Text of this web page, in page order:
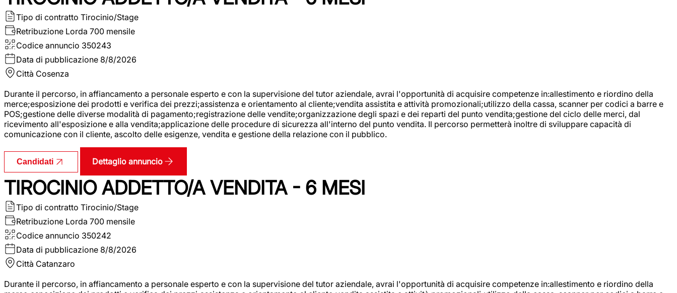
Tipo di contratto Tirocinio/Stage
Retribuzione Lorda 700 mensile
Codice annuncio 350243
Data di pubblicazione 8/8/2026
Città Cosenza
Durante il percorso, in affiancamento a personale esperto e con la supervisione del tutor aziendale, avrai l'opportunità di acquisire competenze in:allestimento e riordino della
merce;esposizione dei prodotti e verifica dei prezzi;assistenza e orientamento al cliente;vendita assistita e attività promozionali;utilizzo della cassa, scanner per codici a barre e
POS;gestione delle diverse modalità di pagamento;registrazione delle vendite;organizzazione degli spazi e dei reparti del punto vendita;gestione del ciclo delle merci, dal
ricevimento all'esposizione e alla vendita;applicazione delle procedure di sicurezza all'interno del punto vendita. Il percorso permetterà inoltre di sviluppare capacità di
comunicazione con il cliente, ascolto delle esigenze, vendita e gestione della relazione con il pubblico.
Candidati Dettaglio annuncio
TIROCINIO ADDETTO/A VENDITA - 6 MESI
Tipo di contratto Tirocinio/Stage
Retribuzione Lorda 700 mensile
Codice annuncio 350242
Data di pubblicazione 8/8/2026
Città Catanzaro
Durante il percorso, in affiancamento a personale esperto e con la supervisione del tutor aziendale, avrai l'opportunità di acquisire competenze in:allestimento e riordino della